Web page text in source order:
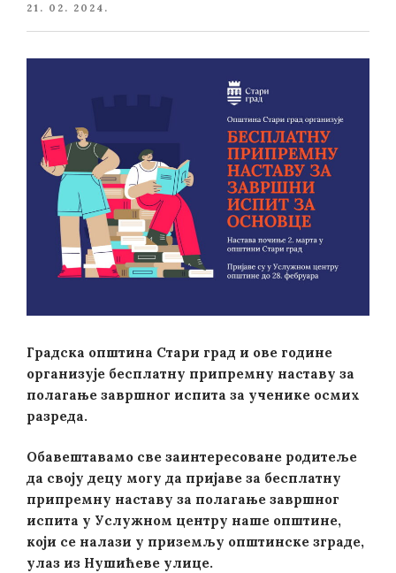
POSTED
21. 02. 2024.
Градска општина Стари град и ове године
организује бесплатну припремну наставу за
полагање завршног испита за ученике осмих
разреда.
Обавештавамо све заинтересоване родитеље
да своју децу могу да пријаве за бесплатну
припремну наставу за полагање завршног
испита у Услужном центру наше општине,
који се налази у приземљу општинске зграде,
улаз из Нушићеве улице.